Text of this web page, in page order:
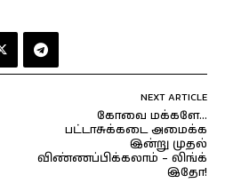
NEXT ARTICLE
கோவை மக்களே…
பட்டாசுக்கடை அமைக்க
இன்று முதல்
விண்ணப்பிக்கலாம் – லிங்க்
இதோ!